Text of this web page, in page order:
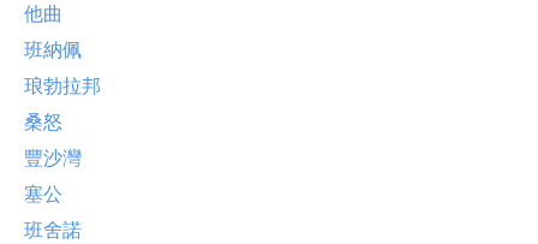
他曲
班納佩
琅勃拉邦
桑怒
豐沙灣
塞公
班舍諾